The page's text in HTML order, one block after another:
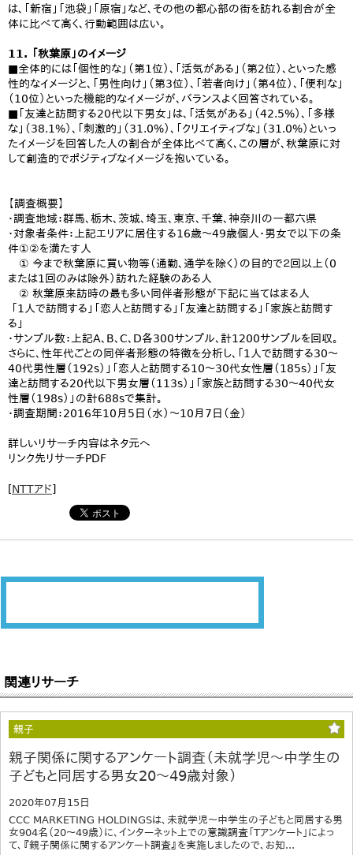
は、「新宿」「池袋」「原宿」など、その他の都心部の街を訪れる割合が全
体に比べて高く、行動範囲は広い。
11. 「秋葉原」のイメージ
■全体的には「個性的な」（第1位）、「活気がある」（第2位）、といった感
性的なイメージと、「男性向け」（第3位）、「若者向け」（第4位）、「便利な」
（10位）といった機能的なイメージが、バランスよく回答されている。
■「友達と訪問する20代以下男女」は、「活気がある」（42.5%）、「多様
な」（38.1%）、「刺激的」（31.0%）、「クリエイティブな」（31.0%）といっ
たイメージを回答した人の割合が全体比べて高く、この層が、秋葉原に対
して創造的でポジティブなイメージを抱いている。
【調査概要】
・調査地域：群馬、栃木、茨城、埼玉、東京、千葉、神奈川の一都六県
・対象者条件：上記エリアに居住する16歳〜49歳個人・男女で以下の条
件①②を満たす人
① 今まで秋葉原に買い物等（通勤、通学を除く）の目的で２回以上（0
または1回のみは除外）訪れた経験のある人
② 秋葉原来訪時の最も多い同伴者形態が下記に当てはまる人
「1人で訪問する」「恋人と訪問する」「友達と訪問する」「家族と訪問す
る」
・サンプル数：上記A、B、C、D各300サンプル、計1200サンプルを回収。
さらに、性年代ごとの同伴者形態の特徴を分析し、「1人で訪問する30〜
40代男性層（192s）」「恋人と訪問する10〜30代女性層（185s）」「友
達と訪問する20代以下男女層（113s）」「家族と訪問する30〜40代女
性層（198s）」の計688sで集計。
・調査期間：2016年10月5日（水）〜10月7日（金）
詳しいリサーチ内容はネタ元へ
リンク先リサーチPDF
[NTTアド]
関連リサーチ
親子
親子関係に関するアンケート調査（未就学児～中学生の
子どもと同居する男女20～49歳対象）
2020年07月15日
CCC MARKETING HOLDINGSは、未就学児～中学生の子どもと同居する男
女904名（20～49歳）に、インターネット上での意識調査「Tアンケート」によっ
て、『親子関係に関するアンケート調査』を実施しましたので、お知...